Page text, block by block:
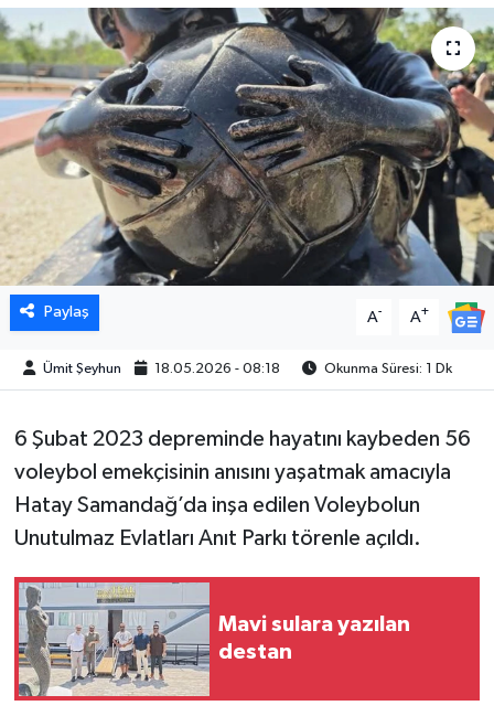
Paylaş A- A+
Ümit Şeyhun 18.05.2026 - 08:18 Okunma Süresi: 1 Dk
6 Şubat 2023 depreminde hayatını kaybeden 56
voleybol emekçisinin anısını yaşatmak amacıyla
Hatay Samandağ’da inşa edilen Voleybolun
Unutulmaz Evlatları Anıt Parkı törenle açıldı.
Mavi sulara yazılan
destan